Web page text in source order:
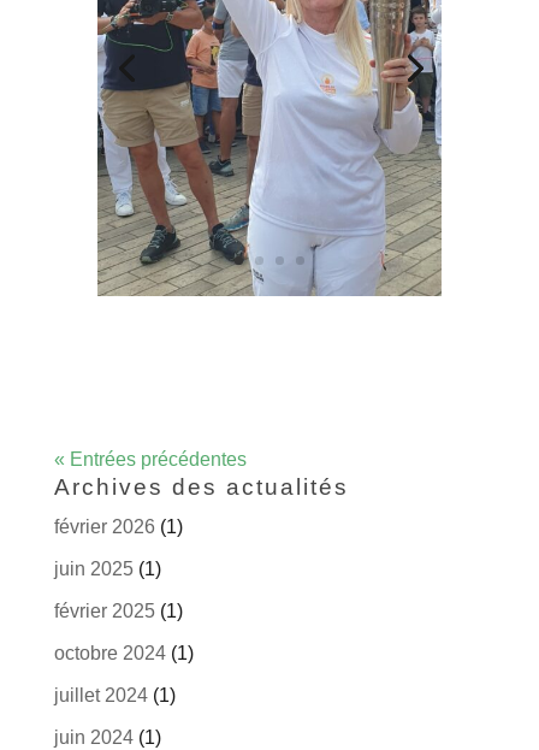
« Entrées précédentes
Archives des actualités
février 2026 (1)
juin 2025(1)
février 2025(1)
octobre 2024(1)
juillet 2024(1)
juin 2024(1)